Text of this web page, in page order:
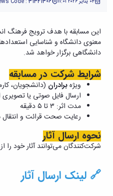
فرهنگی
و
اجتماعی
این مسابقه با هدف ترویج فرهنگ
معنوی دانشگاه و شناسایی
دانشگاهی برگزار خواهد شد.
شرایط شرکت در مسابقه
ویژهبرادران (دانشجویان،
ارسال فایل صوتی یا تصویری
مدت اثر: ۳ تا ۵ دقیقه
رعایت صحت قرائت و
نحوه ارسال آثار
شرکت‌کنندگان می‌توانند آثار خود را
🔗 لینک ارسال آثار